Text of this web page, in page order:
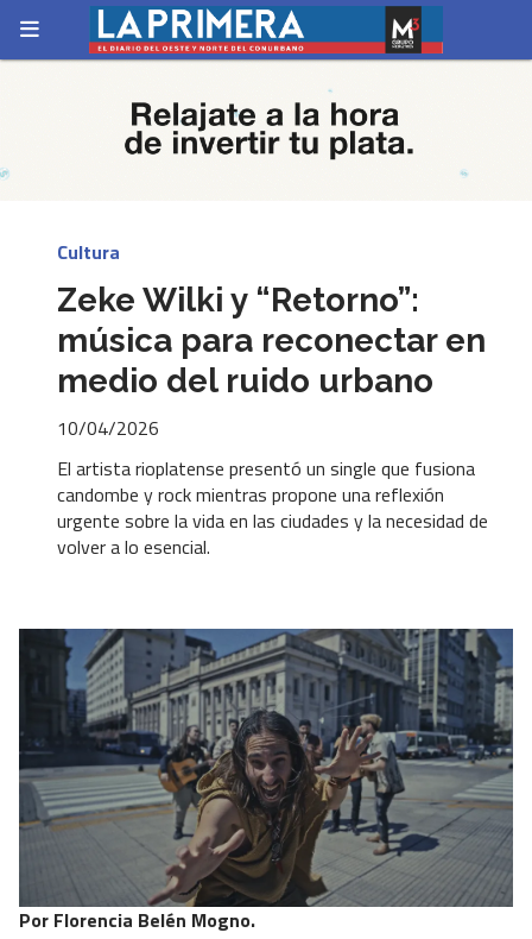
Zeke Wilki y “Retorno”:
música para reconectar en
medio del ruido urbano
El artista rioplatense presentó un single que fusiona
candombe y rock mientras propone una reflexión
urgente sobre la vida en las ciudades y la necesidad de
volver a lo esencial.
Cultura
10/04/2026
Por Florencia Belén Mogno.